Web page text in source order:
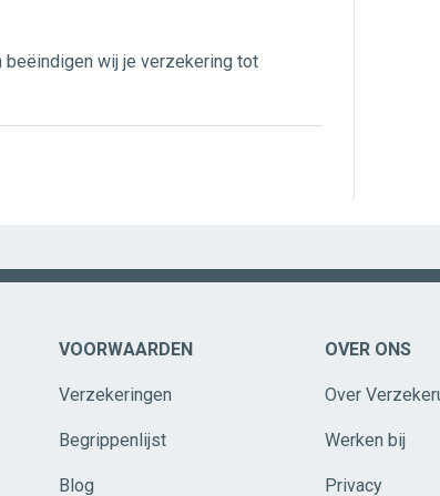
beëindigen wij je verzekering tot
VOORWAARDEN
Verzekeringen
Begrippenlijst
Blog
OVER ONS
Over
Werken bij
Privacy